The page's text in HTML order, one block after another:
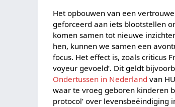
Het opbouwen van een
geforceerd aan iets blootstellen
komen samen tot nieuwe
hen, kunnen we samen een
focus. Het effect is, zoals criticus
voyeur gevoeld’. Dit geldt
Ondertussen in Nederland van
waar te vroeg geboren kinderen
protocol’ over levensbeëindiging